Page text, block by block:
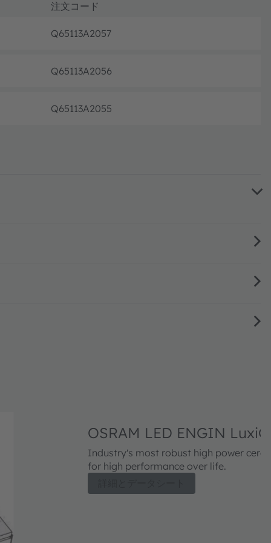
注文コード
Q65113A2057
Q65113A2056
Q65113A2055
OSRAM LED ENGIN
Industry's most robust high power
for high performance over life.